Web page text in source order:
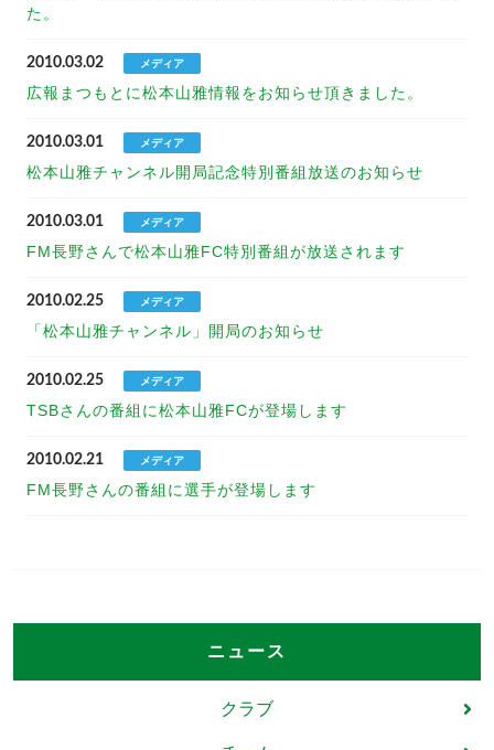
た。
2010.03.02 メディア
広報まつもとに松本山雅情報をお知らせ頂きました。
2010.03.01 メディア
松本山雅チャンネル開局記念特別番組放送のお知らせ
2010.03.01 メディア
FM長野さんで松本山雅FC特別番組が放送されます
2010.02.25 メディア
「松本山雅チャンネル」開局のお知らせ
2010.02.25 メディア
TSBさんの番組に松本山雅FCが登場します
2010.02.21 メディア
FM長野さんの番組に選手が登場します
ニュース
クラブ